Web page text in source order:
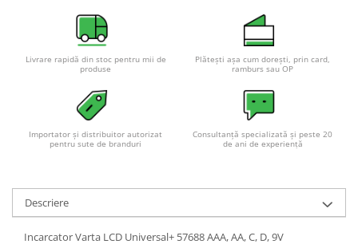
Livrare rapidă din stoc pentru mii de
produse
Plătești așa cum dorești, prin card,
ramburs sau OP
Importator și distribuitor autorizat
pentru sute de branduri
Consultanță specializată și peste 20
de ani de experiență
Descriere
Incarcator Varta LCD Universal+ 57688 AAA, AA, C, D, 9V